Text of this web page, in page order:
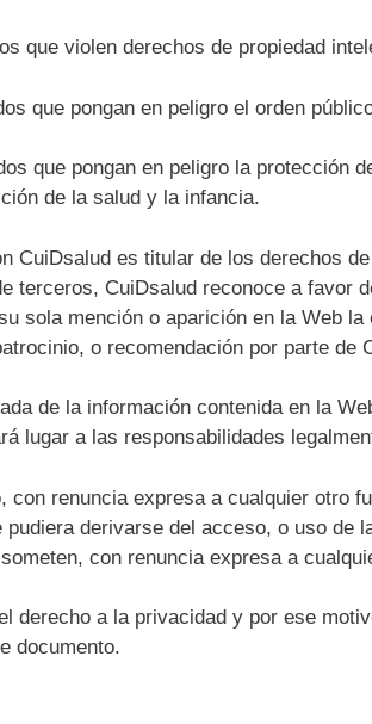
que violen derechos de propiedad
que pongan en peligro el orden
que pongan en peligro la protección
de la salud y la infancia.
CuiDsalud es titular de los derechos
terceros, CuiDsalud reconoce a favor
sola mención o aparición en la Web
o recomendación por parte
de la información contenida en la
lugar a las responsabilidades
con renuncia expresa a cualquier otro
derivarse del acceso, o uso de
con renuncia expresa a
derecho a la privacidad y por ese
documento.